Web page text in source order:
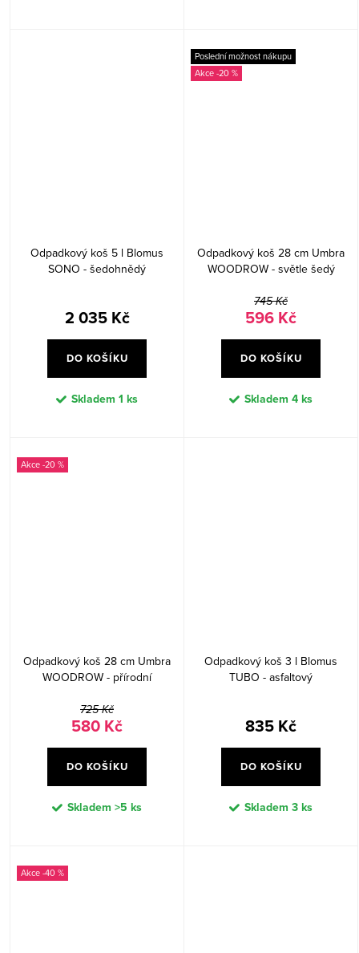
Odpadkový koš 5 l Blomus
SONO - šedohnědý
2 035 Kč
DO KOŠÍKU
Skladem 1 ks
Poslední možnost nákupu
-20 %
Odpadkový koš 28 cm Umbra
WOODROW - světle šedý
745 Kč
596 Kč
DO KOŠÍKU
Skladem 4 ks
-20 %
Odpadkový koš 28 cm Umbra
WOODROW - přírodní
725 Kč
580 Kč
DO KOŠÍKU
Skladem >5 ks
Odpadkový koš 3 l Blomus
TUBO - asfaltový
835 Kč
DO KOŠÍKU
Skladem 3 ks
-40 %